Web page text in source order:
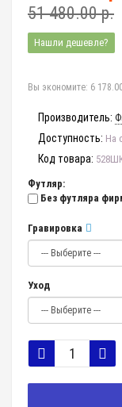
51 480.00 р.
Нашли дешевле?
Вы экономите: 6
Производитель:
Доступность: На
Код товара:
Футляр:
Без футляра
Гравировка
Уход